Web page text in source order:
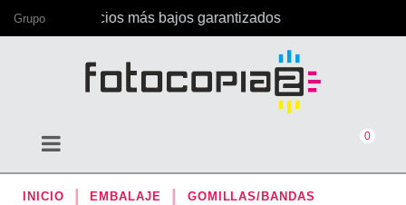
Grupo
con los precios más bajos garantizados
0
INICIO EMBALAJE
GOMILLAS/BANDAS